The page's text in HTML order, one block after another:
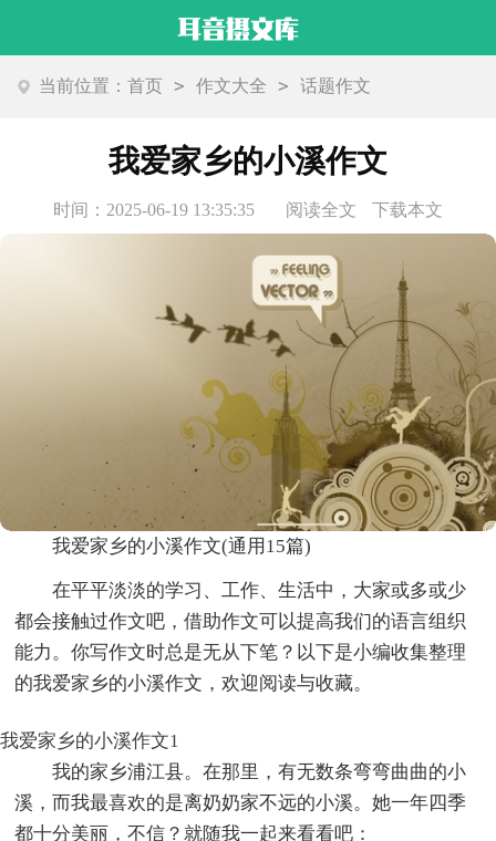
当前位置：首页 > 作文大全 > 话题作文
我爱家乡的小溪作文
时间：2025-06-19 13:35:35 阅读全文 下载本文
我爱家乡的小溪作文(通用15篇)
在平平淡淡的学习、工作、生活中，大家或多或少
都会接触过作文吧，借助作文可以提高我们的语言组织
能力。你写作文时总是无从下笔？以下是小编收集整理
的我爱家乡的小溪作文，欢迎阅读与收藏。
我爱家乡的小溪作文1
我的家乡浦江县。在那里，有无数条弯弯曲曲的小
溪，而我最喜欢的是离奶奶家不远的小溪。她一年四季
都十分美丽，不信？就随我一起来看看吧：